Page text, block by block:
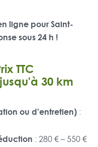
ligne pour Saint-
sous 24 h !
TTC
30 km
ou d'entretien) :
: 280 € – 550 €